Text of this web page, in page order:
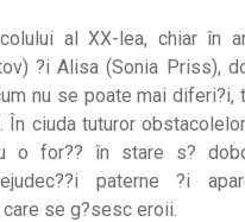
al XX-lea, chiar în
?i Alisa (Sonia Priss),
nu se poate mai diferi?i,
În ciuda tuturor
o for?? în stare s?
paterne ?i
se g?sesc eroii.